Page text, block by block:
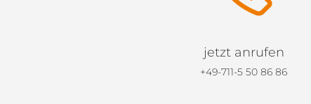
jetzt anrufen
+49-711-5 50 86 86